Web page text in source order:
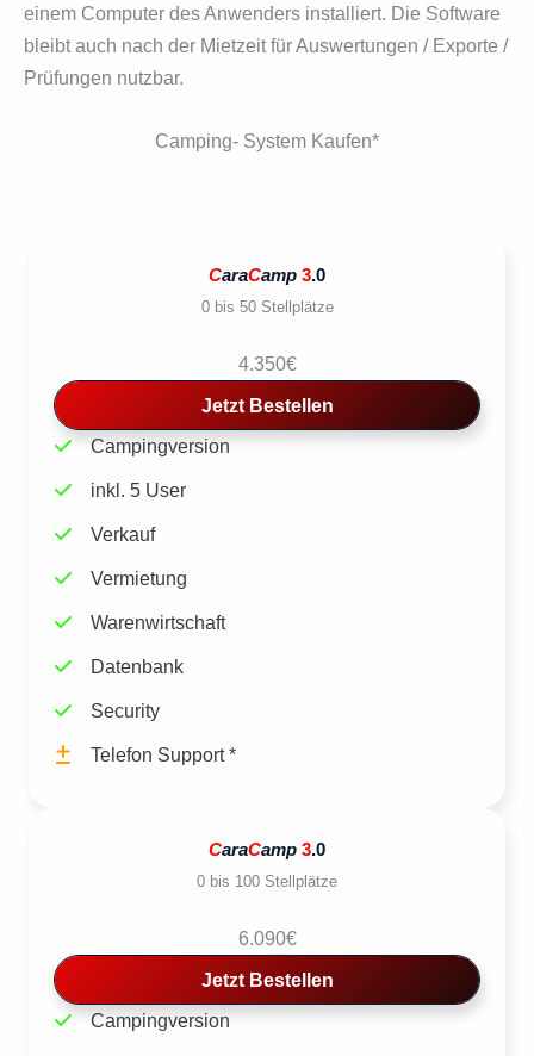
einem Computer des Anwenders instal­liert. Die Software
bleibt auch nach der Mietzeit für Auswertungen / Exporte /
Prüfungen nutzbar.
Camping- System Kaufen*
CaraCamp 3.0
0 bis 50 Stellplätze
4.350€
Jetzt Bestellen
Campingversion
inkl. 5 User
Verkauf
Vermietung
Warenwirtschaft
Datenbank
Security
Telefon Support *
CaraCamp 3.0
0 bis 100 Stellplätze
6.090€
Jetzt Bestellen
Campingversion